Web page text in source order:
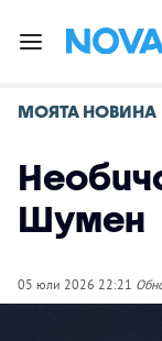
МОЯТА НОВИНА
Шумен
05 юли 2026 22:21